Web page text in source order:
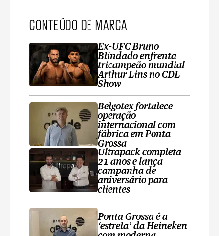
CONTEÚDO DE MARCA
Ex-UFC Bruno
Blindado enfrenta
tricampeão mundial
Arthur Lins no CDL
Show
Belgotex fortalece
operação
internacional com
fábrica em Ponta
Grossa
Ultrapack completa
21 anos e lança
campanha de
aniversário para
clientes
Ponta Grossa é a
‘estrela’ da Heineken